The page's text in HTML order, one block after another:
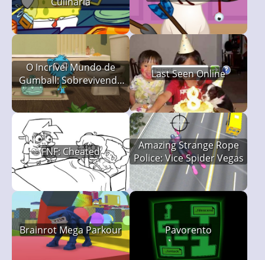
O Incrível Mundo de
Gumball: Sobrevivendo
Sozinho em Casa
Last Seen Online
FNF: Cheated
Amazing Strange Rope
Police: Vice Spider Vegas
Brainrot Mega Parkour Pavorento